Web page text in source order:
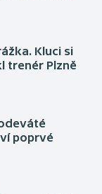
Kluci si
trenér Plzně
poprvé